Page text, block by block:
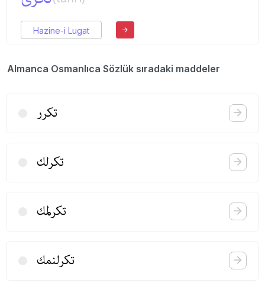
Hazine-i Lugat
Almanca Osmanlıca Sözlük sıradaki maddeler
تكرر
تكرلك
تكرلمك
تكرلنمك